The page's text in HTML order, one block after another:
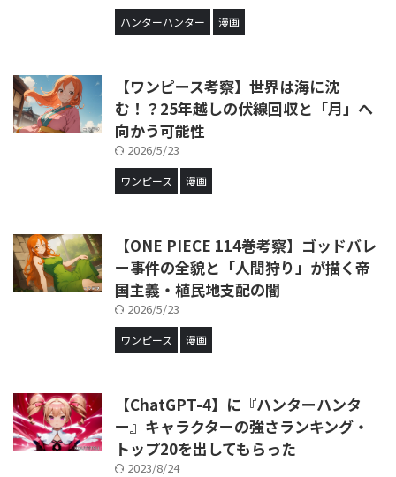
ハンターハンター 漫画
【ワンピース考察】世界は海に沈
む！？25年越しの伏線回収と「月」へ
向かう可能性
2026/5/23
ワンピース 漫画
【ONE PIECE 114巻考察】ゴッドバレ
ー事件の全貌と「人間狩り」が描く帝
国主義・植民地支配の闇
2026/5/23
ワンピース 漫画
【ChatGPT-4】に『ハンターハンタ
ー』キャラクターの強さランキング・
トップ20を出してもらった
2023/8/24